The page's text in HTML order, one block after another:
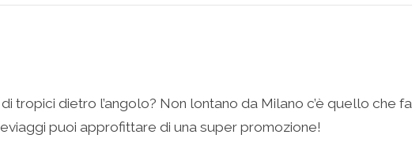
di tropici dietro l’angolo? Non lontano da Milano c’è quello che fa
puoi approfittare di una super promozione!